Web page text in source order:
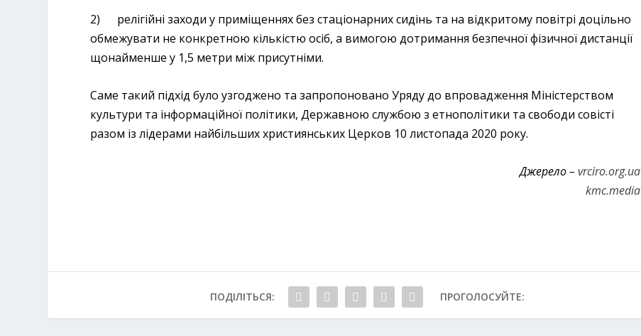
2) релігійні заходи у приміщеннях без стаціонарних сидінь та на відкритому повітрі доцільно
обмежувати не конкретною кількістю осіб, а вимогою дотримання безпечної фізичної дистанції
щонайменше у 1,5 метри між присутніми.
Саме такий підхід було узгоджено та запропоновано Уряду до впровадження Міністерством
культури та інформаційної політики, Державною службою з етнополітики та свободи совісті
разом із лідерами найбільших християнських Церков 10 листопада 2020 року.
Джерело –vrciro.org.ua
kmc.media
ПОДІЛІТЬСЯ: ПРОГОЛОСУЙТЕ: